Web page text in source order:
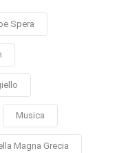
Spera
Musica
Magna Grecia